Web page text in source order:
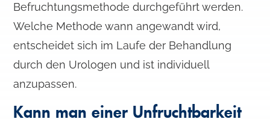
Befruchtungsmethode durchgeführt werden.
Welche Methode wann angewandt wird,
entscheidet sich im Laufe der Behandlung
durch den Urologen und ist individuell
anzupassen.
Kann man einer Unfruchtbarkeit